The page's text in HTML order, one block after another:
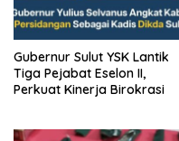
Gubernur Sulut YSK Lantik
Tiga Pejabat Eselon II,
Perkuat Kinerja Birokrasi